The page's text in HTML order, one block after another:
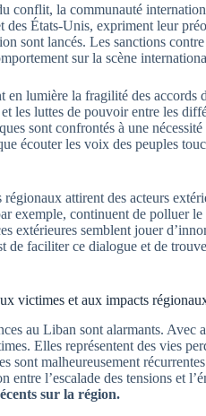
conflit, la communauté
des États-Unis, expriment leur
sont lancés. Les sanctions
sur la scène
en lumière la fragilité des
les luttes de pouvoir entre les
sont confrontés à une
écouter les voix des peuples
régionaux attirent des acteurs
exemple, continuent de polluer
extérieures semblent jouer
de faciliter ce dialogue et de
victimes et aux impacts
au Liban sont alarmants. Avec
Elles représentent des vies
sont malheureusement
entre l’escalade des tensions et
sur la région.